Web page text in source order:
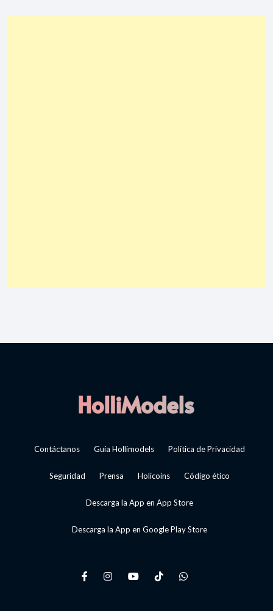
Contáctanos Guía Hollimodels Política de Privacidad
Seguridad Prensa Holicoins Código ético
Descarga la App en App Store
Descarga la App en Google Play Store